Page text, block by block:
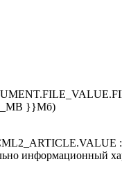
}}Мб)
информационный